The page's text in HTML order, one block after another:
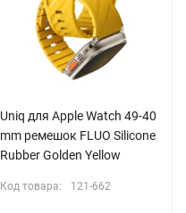
Uniq для Apple Watch 49-40
mm ремешок FLUO Silicone
Rubber Golden Yellow
Код товара: 121-662